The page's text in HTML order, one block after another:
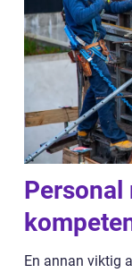
Personal
En annan viktig